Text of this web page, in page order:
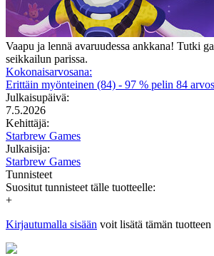
Vaapu ja lennä avaruudessa ankkana! Tutki
seikkailun parissa.
Kokonaisarvosana:
Erittäin myönteinen (84) - 97 % pelin 84
Julkaisupäivä:
7.5.2026
Kehittäjä:
Starbrew Games
Julkaisija:
Starbrew Games
Tunnisteet
Suositut tunnisteet tälle tuotteelle:
+
Kirjautumalla sisään voit lisätä tämän